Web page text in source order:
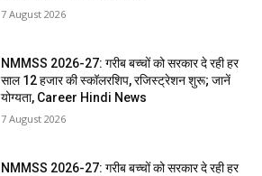
7 August 2026
NMMSS 2026-27: गरीब बच्चों को सरकार दे रही हर
साल 12 हजार की स्कॉलरशिप, रजिस्ट्रेशन शुरू; जानें
योग्यता, Career Hindi News
7 August 2026
NMMSS 2026-27: गरीब बच्चों को सरकार दे रही हर